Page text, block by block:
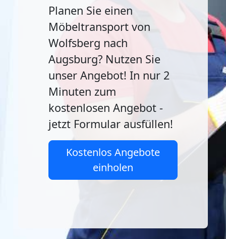
Planen Sie einen
Möbeltransport von
Wolfsberg nach
Augsburg? Nutzen Sie
unser Angebot! In nur 2
Minuten zum
kostenlosen Angebot -
jetzt Formular ausfüllen!
Kostenlos Angebote
einholen